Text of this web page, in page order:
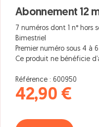
Abonnement 12
7 numéros dont 1 n° hors
Bimestriel
Premier numéro sous 4 à
Ce produit ne bénéficie
Référence : 600950
42,90 €